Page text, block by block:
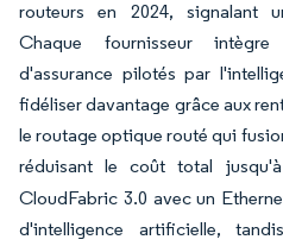
routeurs en 2024, signalant
Chaque fournisseur
d'assurance pilotés par
fidéliser davantage grâce aux
le routage optique routé qui
réduisant le coût total
CloudFabric 3.0 avec un
d'intelligence artificielle,